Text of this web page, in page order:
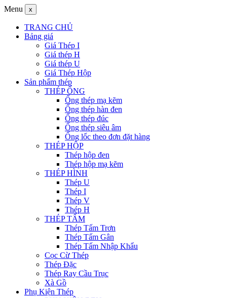
Menu x
TRANG CHỦ
Bảng giá
Giá Thép I
Giá thép H
Giá thép U
Giá Thép Hộp
Sản phẩm thép
THÉP ỐNG
Ống thép mạ kẽm
Ống thép hàn đen
Ống thép đúc
Ống thép siêu âm
Ống lốc theo đơn đặt hàng
THÉP HỘP
Thép hộp đen
Thép hộp mạ kẽm
THÉP HÌNH
Thép U
Thép I
Thép V
Thép H
THÉP TẤM
Thép Tấm Trơn
Thép Tấm Gân
Thép Tấm Nhập Khẩu
Cọc Cừ Thép
Thép Đặc
Thép Ray Cầu Trục
Xà Gồ
Phụ Kiện Thép